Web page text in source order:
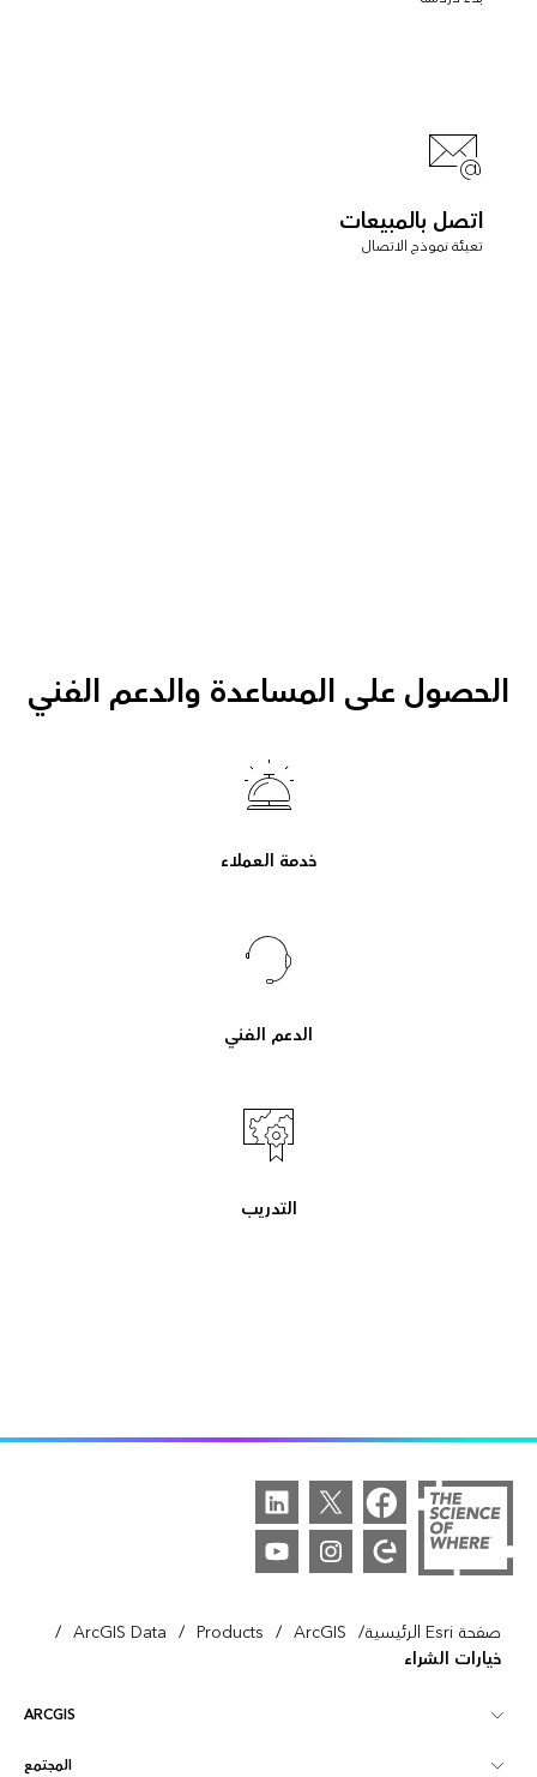
اتصل بالمبيعات
تعبئة نموذج الاتصال
الحصول على المساعدة والدعم الفني
خدمة العملاء
الدعم الفني
التدريب
صفحة Esri الرئيسية /
ArcGIS
/
Products
/
ArcGIS Data
/
خيارات الشراء
ARCGIS
نظرة عامة على ArcGIS المجتمع